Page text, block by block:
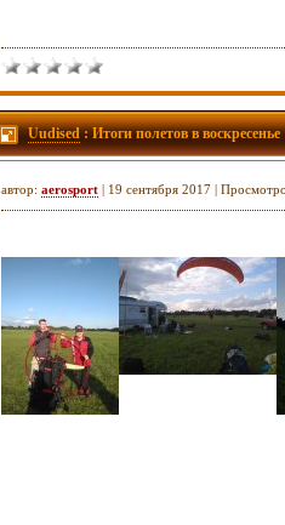
Uudised: Итоги полетов в воскресенье
автор: aerosport | 19 сентября 2017 |